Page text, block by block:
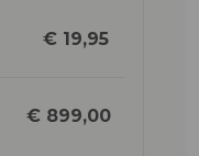
€ 19,95
€ 899,00